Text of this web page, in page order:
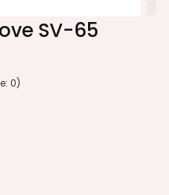
SV-65
0)